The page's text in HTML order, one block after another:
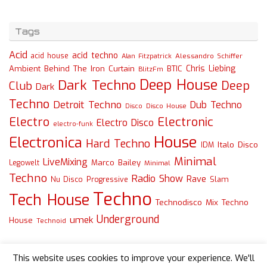
Tags
Acid acid house acid techno Alan Fitzpatrick Alessandro Schiffer
Ambient Behind The Iron Curtain BlitzFm BTIC Chris Liebing
Club Dark Dark Techno Deep House Deep
Techno Detroit Techno Disco Disco House Dub Techno
Electro electro-funk Electro Disco Electronic
Electronica Hard Techno House IDM Italo Disco
Legowelt LiveMixing Marco Bailey Minimal Minimal
Techno Nu Disco Progressive Radio Show Rave Slam
Tech House Techno Technodisco Mix Techno
House Technoid umek Underground
This website uses cookies to improve your experience. We'll